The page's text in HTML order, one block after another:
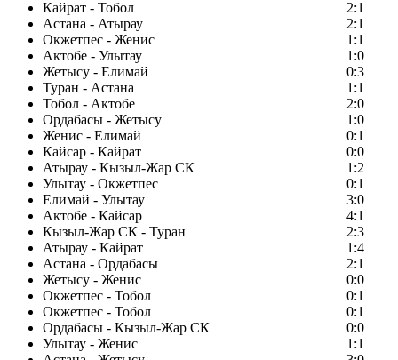
Кайрат - Тобол
2:1
Астана - Атырау
2:1
Окжетпес - Женис
1:1
Актобе - Улытау
1:0
Жетысу - Елимай
0:3
Туран - Астана
1:1
Тобол - Актобе
2:0
Ордабасы - Жетысу
1:0
Женис - Елимай
0:1
Кайсар - Кайрат
0:0
Атырау - Кызыл-Жар СК
1:2
Улытау - Окжетпес
0:1
Елимай - Улытау
3:0
Актобе - Кайсар
4:1
Кызыл-Жар СК - Туран
2:3
Атырау - Кайрат
1:4
Астана - Ордабасы
2:1
Жетысу - Женис
0:0
Окжетпес - Тобол
0:1
Окжетпес - Тобол
0:1
Ордабасы - Кызыл-Жар СК
0:0
Улытау - Женис
1:1